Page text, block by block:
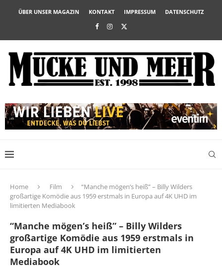
ÜBER UNSER MAGAZIN KONTAKT IMPRESSUM DATENSCHUTZ
Home Film
“Manche mögen’s heiß” – Billy Wilders
großartige Komödie aus 1959 erstmals in Europa auf 4K UHD im
limitierten Mediabook
“Manche mögen’s heiß” – Billy Wilders
großartige Komödie aus 1959 erstmals in
Europa auf 4K UHD im limitierten
Mediabook